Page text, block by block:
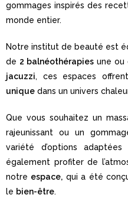
gommages inspirés des
monde entier.
Notre institut de beauté est
de 2 balnéothérapiesune ou
jacuzzi, ces espaces
unique dans un univers
Que vous souhaitez un
rajeunissant ou un
variété d’options
également profiter de
notre espace, qui a été
le bien-être.